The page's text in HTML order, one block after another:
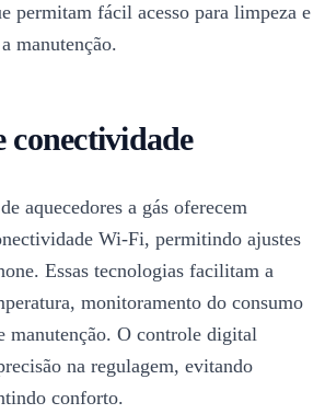
permitam fácil acesso para limpeza e
manutenção.
conectividade
aquecedores a gás oferecem
Wi-Fi, permitindo ajustes
Essas tecnologias facilitam a
monitoramento do consumo
manutenção. O controle digital
na regulagem, evitando
conforto.